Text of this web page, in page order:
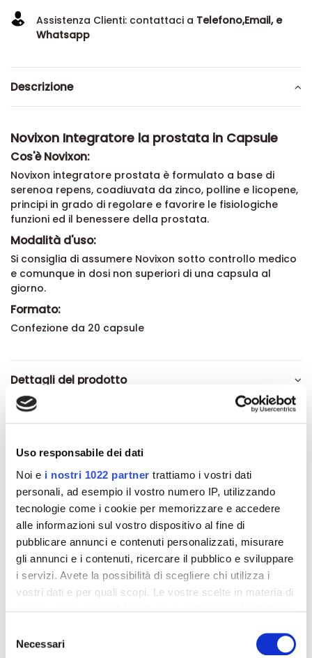
Uso responsabile dei dati
Noi e i nostri 1022 partner trattiamo i vostri dati
personali, ad esempio il vostro numero IP, utilizzando
tecnologie come i cookie per memorizzare e accedere
alle informazioni sul vostro dispositivo al fine di
pubblicare annunci e contenuti personalizzati, misurare
gli annunci e i contenuti, ricercare il pubblico e sviluppare
i servizi. Avete la possibilità di scegliere chi utilizza i
vostri dati e per quali scopi. Le vostre scelte in materia di
modificare o revocare il proprio consenso in qualsiasi
delNecessari
Assistenza Clienti: contattaci a Telefono,Email, e
Whatsapp
Descrizione
Novixon Integratore la prostata in Capsule
Cos'è Novixon:
Novixon integratore prostata è formulato a base di
serenoa repens, coadiuvata da zinco, polline e licopene,
principi in grado di regolare e favorire le fisiologiche
funzioni ed il benessere della prostata.
Modalità d'uso:
Si consiglia di assumere Novixon sotto controllo medico
e comunque in dosi non superiori di una capsula al
giorno.
Formato:
Confezione da 20 capsule
Dettagli del prodotto
Altri prodotti che potrebbero
interessarti
-42% -42%